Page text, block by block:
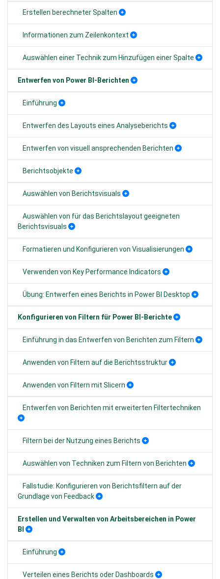
Erstellen berechneter Spalten
Informationen zum Zeilenkontext
Auswählen einer Technik zum Hinzufügen einer Spalte
Entwerfen von Power BI-Berichten
Einführung
Entwerfen des Layouts eines Analyseberichts
Entwerfen von visuell ansprechenden Berichten
Berichtsobjekte
Auswählen von Berichtsvisuals
Auswählen von für das Berichtslayout geeigneten
Berichtsvisuals
Formatieren und Konfigurieren von Visualisierungen
Verwenden von Key Performance Indicators
Übung: Entwerfen eines Berichts in Power BI Desktop
Konfigurieren von Filtern für Power BI-Berichte
Einführung in das Entwerfen von Berichten zum Filtern
Anwenden von Filtern auf die Berichtsstruktur
Anwenden von Filtern mit Slicern
Entwerfen von Berichten mit erweiterten Filtertechniken
Filtern bei der Nutzung eines Berichts
Auswählen von Techniken zum Filtern von Berichten
Fallstudie: Konfigurieren von Berichtsfiltern auf der
Grundlage von Feedback
Erstellen und Verwalten von Arbeitsbereichen in Power
BI
Einführung
Verteilen eines Berichts oder Dashboards